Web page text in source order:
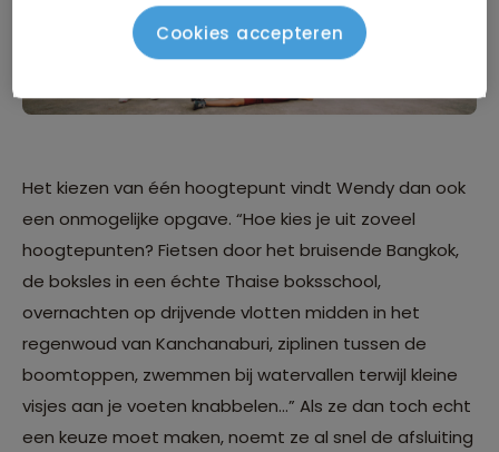
Het kiezen van één hoogtepunt vindt Wendy dan ook
een onmogelijke opgave. “Hoe kies je uit zoveel
hoogtepunten? Fietsen door het bruisende Bangkok,
de boksles in een échte Thaise boksschool,
overnachten op drijvende vlotten midden in het
regenwoud van Kanchanaburi, ziplinen tussen de
boomtoppen, zwemmen bij watervallen terwijl kleine
visjes aan je voeten knabbelen...” Als ze dan toch echt
een keuze moet maken, noemt ze al snel de afsluiting
Cookies accepteren